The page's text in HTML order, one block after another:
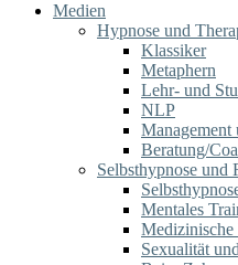
Medien
Hypnose und
Klassiker
Metaphern
Lehr- und
NLP
Management
Beratung/
Selbsthypnose und
Mentales
Medizinische
Sexualität